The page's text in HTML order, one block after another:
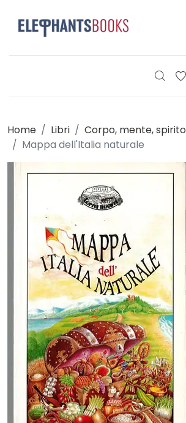
Home Libri
Corpo, mente, spirito
Mappa dell'Italia naturale